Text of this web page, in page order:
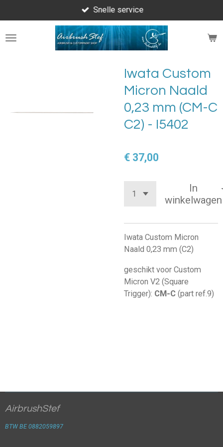
direct
naar
Snelle service
Iwata Custom
Micron Naald
0,23 mm (CM-C
C2) - I5402
€ 37,00
In
winkelwagen
Iwata Custom Micron
Naald 0,23 mm (C2)
geschikt voor Custom
Micron V2 (Square
Trigger): CM-C (part ref.9)
AirbrushStef
BTW BE 0882059897